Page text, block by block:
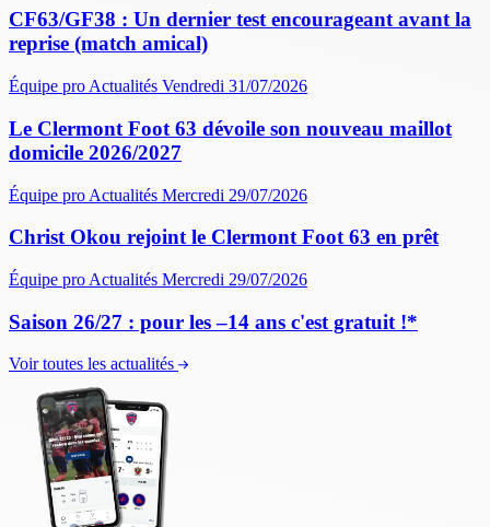
CF63/GF38 : Un dernier test encourageant avant la
reprise (match amical)
Équipe pro Actualités Vendredi 31/07/2026
Le Clermont Foot 63 dévoile son nouveau maillot
domicile 2026/2027
Équipe pro Actualités Mercredi 29/07/2026
Christ Okou rejoint le Clermont Foot 63 en prêt
Équipe pro Actualités Mercredi 29/07/2026
Saison 26/27 : pour les –14 ans c'est gratuit !*
Voir toutes les actualités